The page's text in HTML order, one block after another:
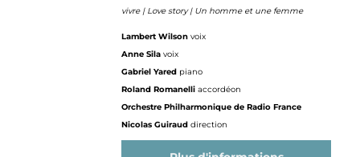
vivre | Love story | Un homme et une femme
Lambert Wilsonvoix
Anne Silavoix
Gabriel Yared piano
Roland Romanelliaccordéon
Orchestre Philharmonique de Radio France
Nicolas Guirauddirection